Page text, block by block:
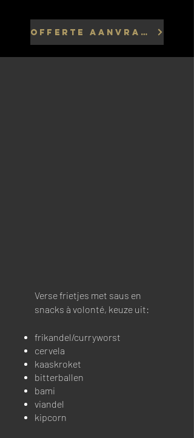
OFFERTE AANVRAGEN
Verse frietjes met saus en
snacks à volonté, keuze uit:
frikandel/curryworst
cervela
kaaskroket
bitterballen
bami
viandel
kipcorn